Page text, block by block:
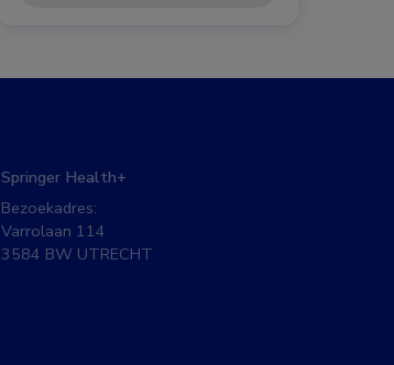
Springer Health+
Bezoekadres:
Varrolaan 114
3584 BW UTRECHT